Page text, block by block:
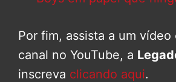
Por fim, assista a um vídeo
canal no YouTube, a
inscreva clicando aqui.